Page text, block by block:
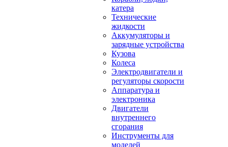
катера
Технические
жидкости
Аккумуляторы и
зарядные устройства
Кузова
Колеса
Электродвигатели и
регуляторы скорости
Аппаратура и
электроника
Двигатели
внутреннего
сгорания
Инструменты для
моделей